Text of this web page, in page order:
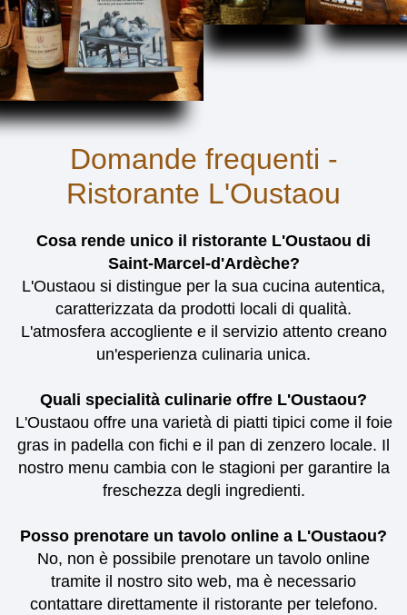
Domande frequenti -
Ristorante L'Oustaou
Cosa rende unico il ristorante L'Oustaou di
Saint-Marcel-d'Ardèche?
L'Oustaou si distingue per la sua cucina autentica,
caratterizzata da prodotti locali di qualità.
L'atmosfera accogliente e il servizio attento creano
un'esperienza culinaria unica.
Quali specialità culinarie offre L'Oustaou?
L'Oustaou offre una varietà di piatti tipici come il foie
gras in padella con fichi e il pan di zenzero locale. Il
nostro menu cambia con le stagioni per garantire la
freschezza degli ingredienti.
Posso prenotare un tavolo online a L'Oustaou?
No, non è possibile prenotare un tavolo online
tramite il nostro sito web, ma è necessario
contattare direttamente il ristorante per telefono.